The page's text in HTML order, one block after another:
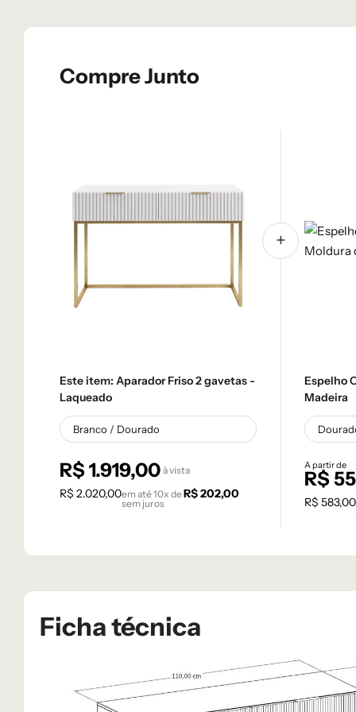
Compre Junto
Este item: Aparador Friso 2 gavetas -
Laqueado
R$1.919,00 à vista
R$ 2.020,00em até10x deR$202,00
sem juros
Espelho
Madeira
A partir de
R$
R$ 583,00
Ficha técnica